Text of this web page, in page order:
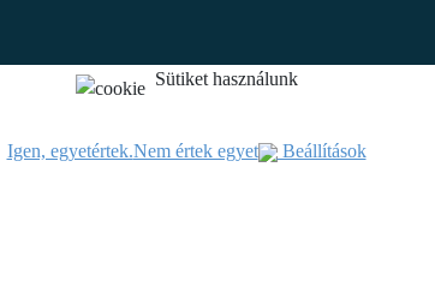
Sütiket használunk
Igen, egyetértek.Nem értek egyet Beállítások